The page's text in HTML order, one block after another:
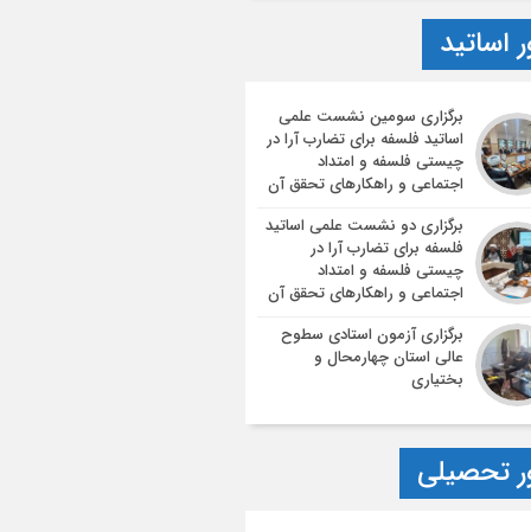
اساتید
برگزاری سومین نشست علمی
اساتید فلسفه برای تضارب آرا در
چیستی فلسفه و امتداد
اجتماعی و راهکارهای تحقق آن
برگزاری دو نشست علمی اساتید
فلسفه برای تضارب آرا در
چیستی فلسفه و امتداد
اجتماعی و راهکارهای تحقق آن
برگزاری آزمون استادی سطوح
عالی استان چهارمحال و
بختیاری
تحصیلی